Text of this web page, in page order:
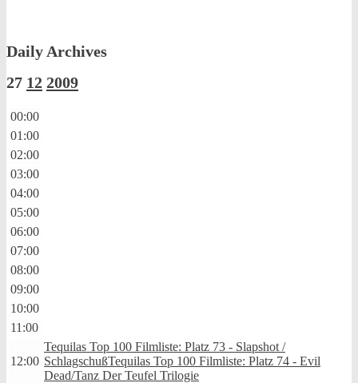
Daily Archives
27 12 2009
00:00
01:00
02:00
03:00
04:00
05:00
06:00
07:00
08:00
09:00
10:00
11:00
12:00
Tequilas Top 100 Filmliste: Platz 73 - Slapshot /
SchlagschußTequilas Top 100 Filmliste: Platz 74 - Evil
Dead/Tanz Der Teufel Trilogie